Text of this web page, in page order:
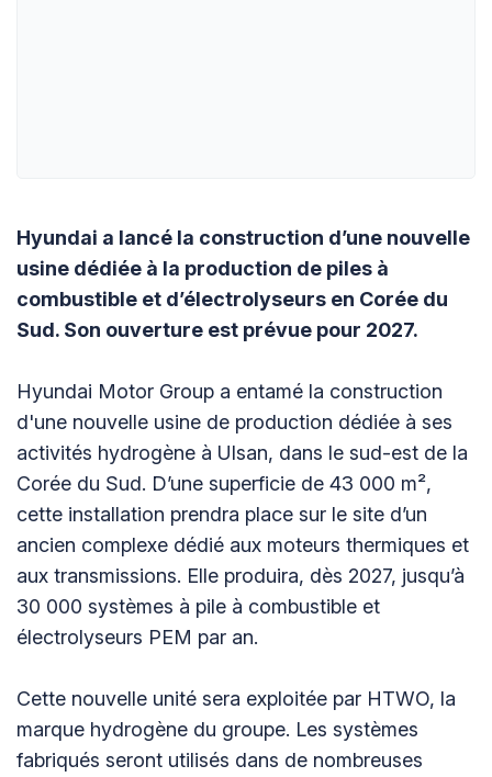
Hyundai a lancé la construction d’une nouvelle
usine dédiée à la production de piles à
combustible et d’électrolyseurs en Corée du
Sud. Son ouverture est prévue pour 2027.
Hyundai Motor Group a entamé la construction
d'une nouvelle usine de production dédiée à ses
activités hydrogène à Ulsan, dans le sud-est de la
Corée du Sud. D’une superficie de 43 000 m²,
cette installation prendra place sur le site d’un
ancien complexe dédié aux moteurs thermiques et
aux transmissions. Elle produira, dès 2027, jusqu’à
30 000 systèmes à pile à combustible et
électrolyseurs PEM par an.
Cette nouvelle unité sera exploitée par HTWO, la
marque hydrogène du groupe. Les systèmes
fabriqués seront utilisés dans de nombreuses